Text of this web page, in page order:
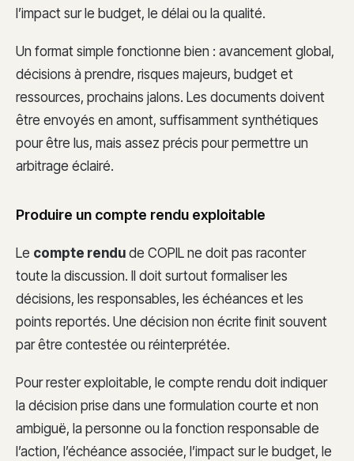
l’impact sur le budget, le délai ou la qualité.
Un format simple fonctionne bien : avancement global,
décisions à prendre, risques majeurs, budget et
ressources, prochains jalons. Les documents doivent
être envoyés en amont, suffisamment synthétiques
pour être lus, mais assez précis pour permettre un
arbitrage éclairé.
Produire un compte rendu exploitable
Le compte rendu de COPIL ne doit pas raconter
toute la discussion. Il doit surtout formaliser les
décisions, les responsables, les échéances et les
points reportés. Une décision non écrite finit souvent
par être contestée ou réinterprétée.
Pour rester exploitable, le compte rendu doit indiquer
la décision prise dans une formulation courte et non
ambiguë, la personne ou la fonction responsable de
l’action, l’échéance associée, l’impact sur le budget, le